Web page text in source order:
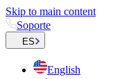
Skip to main content
Soporte
ES
English